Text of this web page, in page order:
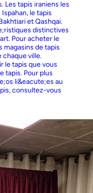
Les tapis iraniens les
le tapis
et Qashqai.
distinctives
Pour acheter le
magasins de tapis
chaque ville.
le tapis que vous
tapis. Pour plus
li&eacute;es au
consultez-vous